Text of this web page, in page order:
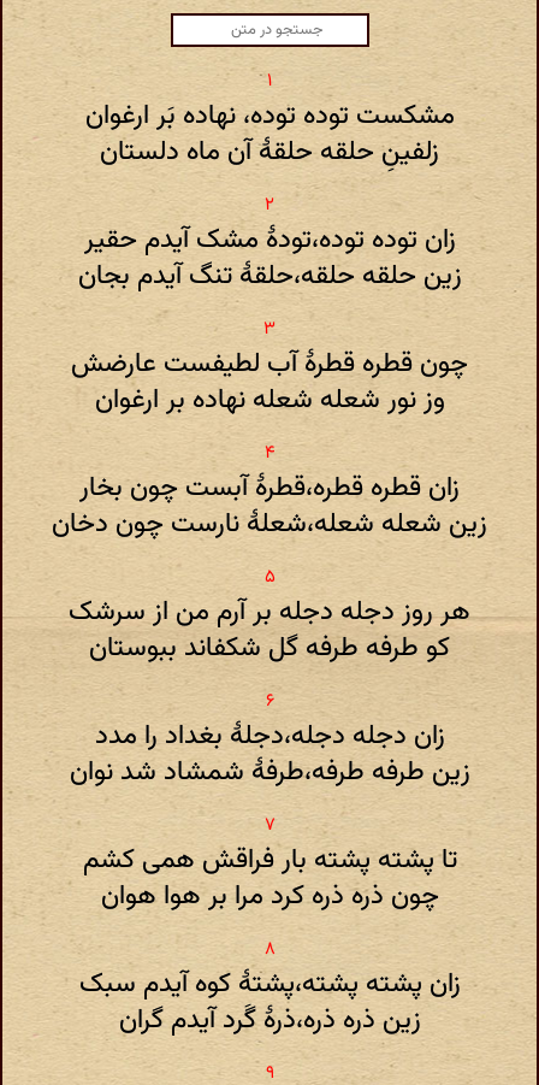
مشکست توده توده، نهاده بَر ارغوان
زلفینِ حلقه حلقهٔ آن ماه دلستان
زان توده توده،تودهٔ مشک آیدم حقیر
زین حلقه حلقه،حلقهٔ تنگ آیدم بجان
چون قطره قطرهٔ آب لطیفست عارضش
وز نور شعله شعله نهاده بر ارغوان
زان قطره قطره،قطرهٔ آبست چون بخار
زین شعله شعله،شعلهٔ نارست چون دخان
هر روز دجله دجله بر آرم من از سرشک
کو طرفه طرفه گل شکفاند ببوستان
زان دجله دجله،دجلهٔ بغداد را مدد
زین طرفه طرفه،طرفهٔ شمشاد شد نوان
تا پشته پشته بار فراقش همی کشم
چون ذره ذره کرد مرا بر هوا هوان
زان پشته پشته،پشتهٔ کوه آیدم سبک
زین ذره ذره،ذرهٔ گَرد آیدم گران